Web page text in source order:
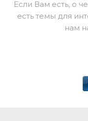
Если Вам есть, о
есть темы для
нам